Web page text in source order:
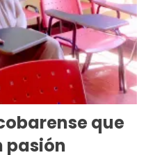
que
pasión